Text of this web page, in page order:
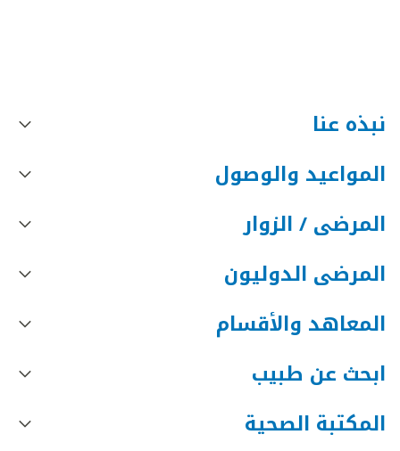
نبذه عنا
المواعيد والوصول
المرضى / الزوار
المرضى الدوليون
المعاهد والأقسام
ابحث عن طبيب
المكتبة الصحية